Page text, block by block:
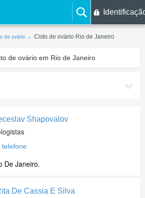
de ovário Cisto de ovário Rio de Janeiro
de ovário em Rio de Janeiro
Shapovalov
telefone
De Janeiro.
De Cassia E Silva